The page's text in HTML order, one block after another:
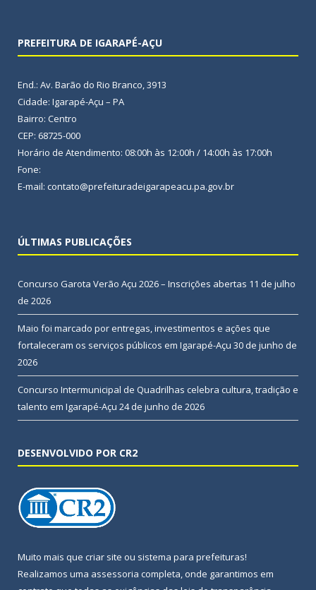
PREFEITURA DE IGARAPÉ-AÇU
End.: Av. Barão do Rio Branco, 3913
Cidade: Igarapé-Açu – PA
Bairro: Centro
CEP: 68725-000
Horário de Atendimento: 08:00h às 12:00h / 14:00h às 17:00h
Fone:
E-mail: contato@prefeituradeigarapeacu.pa.gov.br
ÚLTIMAS PUBLICAÇÕES
Concurso Garota Verão Açu 2026 – Inscrições abertas 11 de julho
de 2026
Maio foi marcado por entregas, investimentos e ações que
fortaleceram os serviços públicos em Igarapé-Açu 30 de junho de
2026
Concurso Intermunicipal de Quadrilhas celebra cultura, tradição e
talento em Igarapé-Açu 24 de junho de 2026
DESENVOLVIDO POR CR2
Muito mais que criar site ou sistema para prefeituras!
Realizamos uma assessoria completa, onde garantimos em